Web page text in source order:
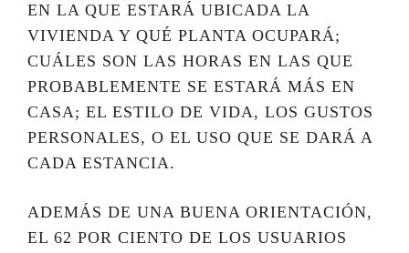
EN LA QUE ESTARÁ UBICADA LA
VIVIENDA Y QUÉ PLANTA OCUPARÁ;
CUÁLES SON LAS HORAS EN LAS QUE
PROBABLEMENTE SE ESTARÁ MÁS EN
CASA; EL ESTILO DE VIDA, LOS GUSTOS
PERSONALES, O EL USO QUE SE DARÁ A
CADA ESTANCIA.
ADEMÁS DE UNA BUENA ORIENTACIÓN,
EL 62 POR CIENTO DE LOS USUARIOS